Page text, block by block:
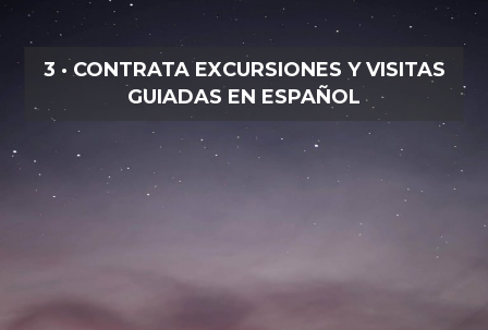
3 · CONTRATA EXCURSIONES Y VISITAS
GUIADAS EN ESPAÑOL